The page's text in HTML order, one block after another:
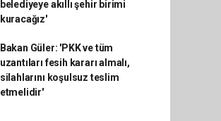
belediyeye akıllı şehir birimi
kuracağız'
Bakan Güler: 'PKK ve tüm
uzantıları fesih kararı almalı,
silahlarını koşulsuz teslim
etmelidir'